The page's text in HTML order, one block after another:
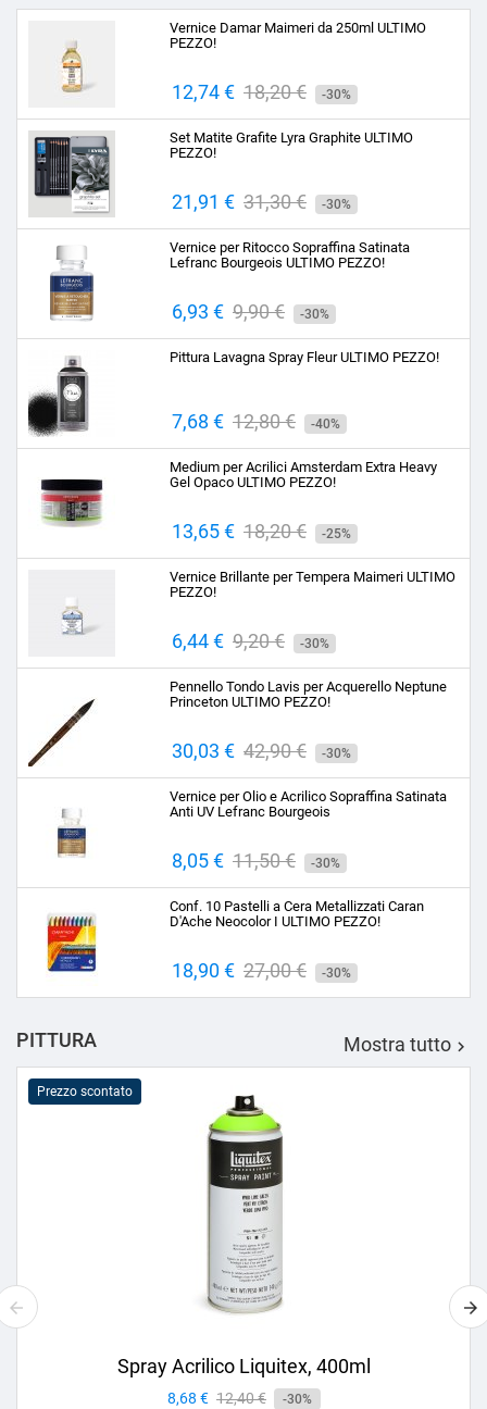
Vernice Damar Maimeri da 250ml ULTIMO
PEZZO!
Prezzo
12,74 € Prezzo
base
18,20 € -30%
Set Matite Grafite Lyra Graphite ULTIMO
PEZZO!
Prezzo
21,91 € Prezzo
base
31,30 € -30%
Vernice per Ritocco Sopraffina Satinata
Lefranc Bourgeois ULTIMO PEZZO!
Prezzo
6,93 € Prezzo
base
9,90 € -30%
Pittura Lavagna Spray Fleur ULTIMO PEZZO!
Prezzo
7,68 € Prezzo
base
12,80 € -40%
Medium per Acrilici Amsterdam Extra Heavy
Gel Opaco ULTIMO PEZZO!
Prezzo
13,65 € Prezzo
base
18,20 € -25%
Vernice Brillante per Tempera Maimeri ULTIMO
PEZZO!
Prezzo
6,44 € Prezzo
base
9,20 € -30%
Pennello Tondo Lavis per Acquerello Neptune
Princeton ULTIMO PEZZO!
Prezzo
30,03 € Prezzo
base
42,90 € -30%
Vernice per Olio e Acrilico Sopraffina Satinata
Anti UV Lefranc Bourgeois
Prezzo
8,05 € Prezzo
base
11,50 € -30%
Conf. 10 Pastelli a Cera Metallizzati Caran
D'Ache Neocolor I ULTIMO PEZZO!
Prezzo
18,90 € Prezzo
base
27,00 € -30%
PITTURA Mostra tutto 
Prezzo scontato
Spray Acrilico Liquitex, 400ml
Prezzo
8,68 € Prezzo
12,40 € -30%